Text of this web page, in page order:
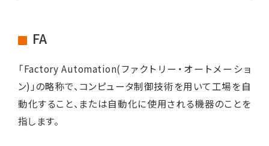
FA
「Factory Automation(ファクトリー・オートメーショ
ン)」の略称で、コンピュータ制御技術を用いて工場を自
動化すること、または自動化に使用される機器のことを
指します。